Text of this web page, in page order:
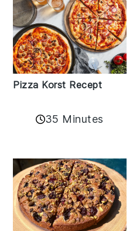
Pizza Korst Recept
35 Minutes